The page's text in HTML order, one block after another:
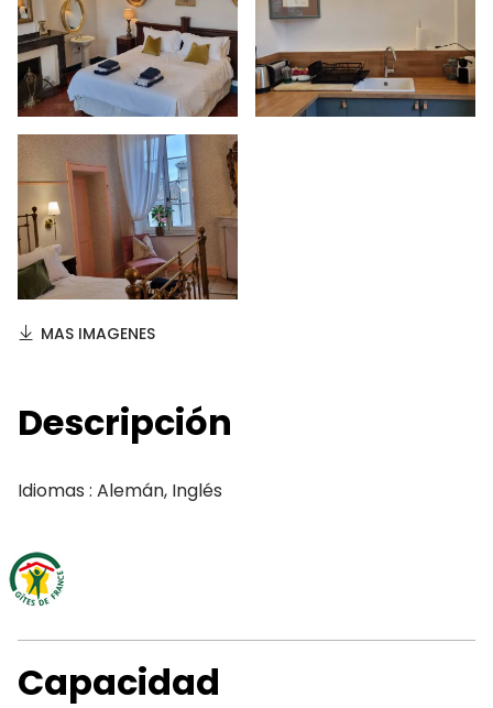
MAS IMAGENES
Descripción
Idiomas : Alemán, Inglés
Capacidad